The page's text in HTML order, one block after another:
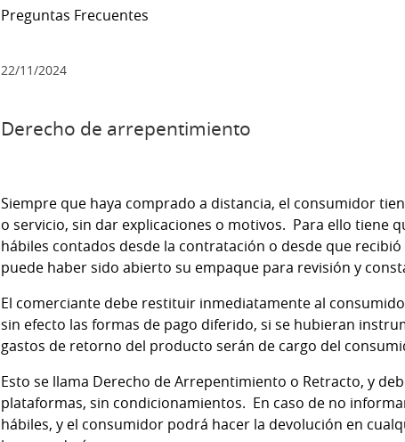
Preguntas Frecuentes
22/11/2024
Derecho de arrepentimiento
Siempre que haya comprado a distancia, el consumidor
o servicio, sin dar explicaciones o motivos. Para ello tiene
hábiles contados desde la contratación o desde que
puede haber sido abierto su empaque para revisión y
El comerciante debe restituir inmediatamente al
sin efecto las formas de pago diferido, si se hubieran
gastos de retorno del producto serán de cargo del
Esto se llama Derecho de Arrepentimiento o Retracto, y
plataformas, sin condicionamientos. En caso de no
hábiles, y el consumidor podrá hacer la devolución en